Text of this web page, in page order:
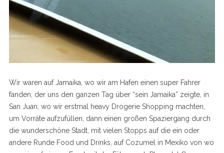
Wir waren auf Jamaika, wo wir am Hafen einen super Fahrer
fanden, der uns den ganzen Tag über “sein Jamaika” zeigte, in
San Juan, wo wir erstmal heavy Drogerie Shopping machten,
um Vorräte aufzufüllen, dann einen großen Spaziergang durch
die wunderschöne Stadt, mit vielen Stopps auf die ein oder
andere Runde Food und Drinks, auf Cozumel in Mexiko von wo